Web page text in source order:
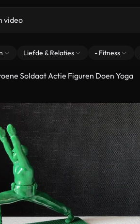
Liefde & Relaties - Fitness
Soldaat Actie Figuren Doen Yoga